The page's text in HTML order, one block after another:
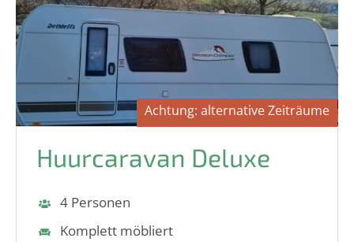
Achtung: alternative Zeiträume
Huurcaravan Deluxe
4 Personen
Komplett möbliert